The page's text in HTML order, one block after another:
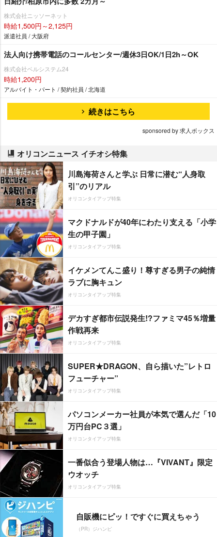
株式会社ニッソーネット
時給1,500円～2,125円
派遣社員 / 大阪府
法人向け携帯電話のコールセンター/週休3日OK/1日2h～OK
株式会社ベルシステム24
時給1,200円
アルバイト・パート / 契約社員 / 北海道
続きはこちら
sponsored by 求人ボックス
オリコンニュース イチオシ特集
川島海荷さんと学ぶ 日常に潜む“人身取
引”のリアル
オリコンタイアップ特集
マクドナルドが40年にわたり支える「小学
生の甲子園」
オリコンタイアップ特集
イケメンてんこ盛り！尊すぎる男子の純情
ラブに胸キュン
オリコンタイアップ特集
デカすぎ都市伝説発生!?ファミマ45％増量
作戦再来
オリコンタイアップ特集
SUPER★DRAGON、自ら描いた”レトロ
フューチャー”
オリコンタイアップ特集
パソコンメーカー社員が本気で選んだ「10
万円台PC３選」
オリコンタイアップ特集
一番似合う登場人物は…『VIVANT』限定
ウオッチ
オリコンタイアップ特集
自販機にピッ！ですぐに買えちゃう
（PR）ジハンピ